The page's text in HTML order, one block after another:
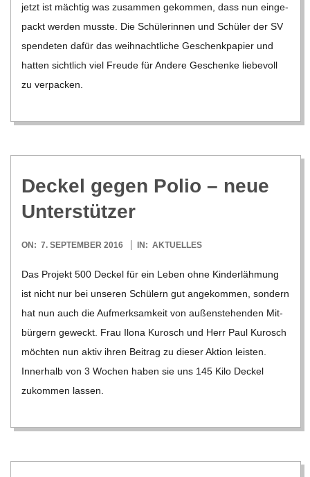
D
T
-
S
C
H
U
L
E
jetzt ist mäch­tig was zusam­men gekom­men, dass nun ein­ge­
packt wer­den musste. Die Schü­le­rin­nen und Schü­ler der SV
spen­de­ten dafür das weih­nacht­li­che Geschenk­pa­pier und
hat­ten sicht­lich viel Freude für Andere Geschenke lie­be­voll
zu ver­pa­cken.
Deckel gegen Polio – neue
Unterstützer
2016-
ON: 7. SEPTEMBER 2016 IN: AKTUELLES
Das Pro­jekt 500 Deckel für ein Leben ohne Kin­der­läh­mung
ist nicht nur bei unse­ren Schü­lern gut ange­kom­men, son­dern
hat nun auch die Auf­merk­sam­keit von außen­ste­hen­den Mit­
bür­gern geweckt. Frau Ilona Kur­osch und Herr Paul Kur­osch
möch­ten nun aktiv ihren Bei­trag zu die­ser Aktion leis­ten.
Inner­halb von 3 Wochen haben sie uns 145 Kilo Deckel
zukom­men las­sen.